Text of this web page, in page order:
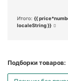
Итого: {{
localeString }}
Подборки товаров: